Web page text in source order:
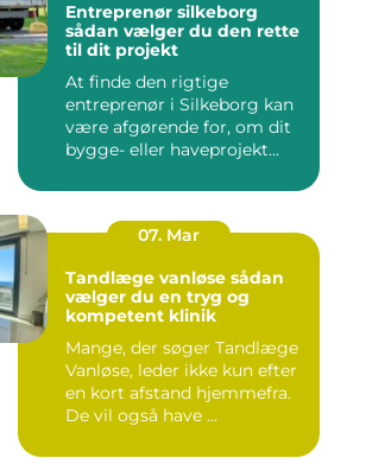
Entreprenør silkeborg
sådan vælger du den rette
til dit projekt
At finde den rigtige
entreprenør i Silkeborg kan
være afgørende for, om dit
bygge- eller haveprojekt...
07. Mar
Tandlæge vanløse sådan
vælger du en tryg og
kompetent klinik
Mange, der søger Tandlæge
Vanløse, leder ikke kun efter
en kort afstand hjemmefra.
De vil også have ...